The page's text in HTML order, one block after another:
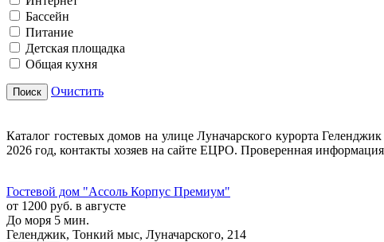
Бассейн
Питание
Детская площадка
Общая кухня
Поиск Очистить
Каталог гостевых домов на улице Луначарского курорта
2026 год, контакты хозяев на сайте ЕЦРО. Проверенная
Гостевой дом "Ассоль Корпус Премиум"
от 1200 руб. в августе
До моря 5 мин.
Геленджик, Тонкий мыс, Луначарского, 214